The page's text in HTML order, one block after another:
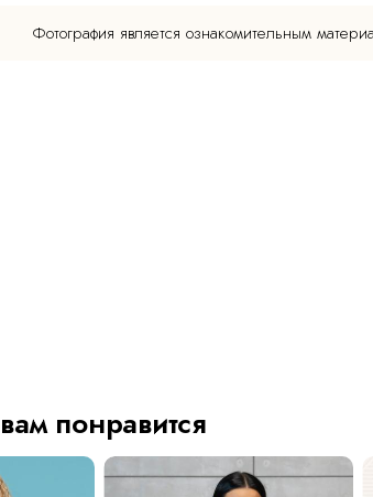
Фотография является ознакомительным
понравится